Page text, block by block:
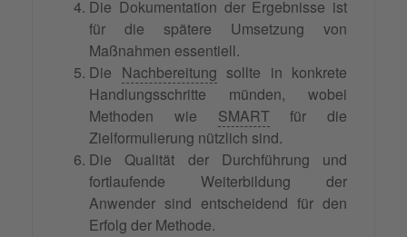
Die Dokumentation der Ergebnisse ist
für die spätere Umsetzung von
Maßnahmen essentiell.
Die Nachbereitung sollte in konkrete
Handlungsschritte münden, wobei
Methoden wie SMARTfür die
Zielformulierung nützlich sind.
Die Qualität der Durchführung und
fortlaufende Weiterbildung der
Anwender sind entscheidend für den
Erfolg der Methode.